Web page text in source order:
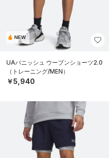
NEW
UAバニッシュ ウーブンショーツ2.0
（トレーニング/MEN）
￥5,940